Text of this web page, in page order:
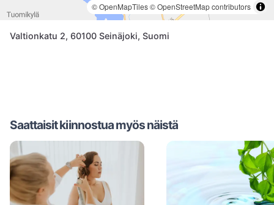
© OpenMapTiles© OpenStreetMap contributors
Valtionkatu 2, 60100 Seinäjoki, Suomi
Saattaisit kiinnostua myös näistä